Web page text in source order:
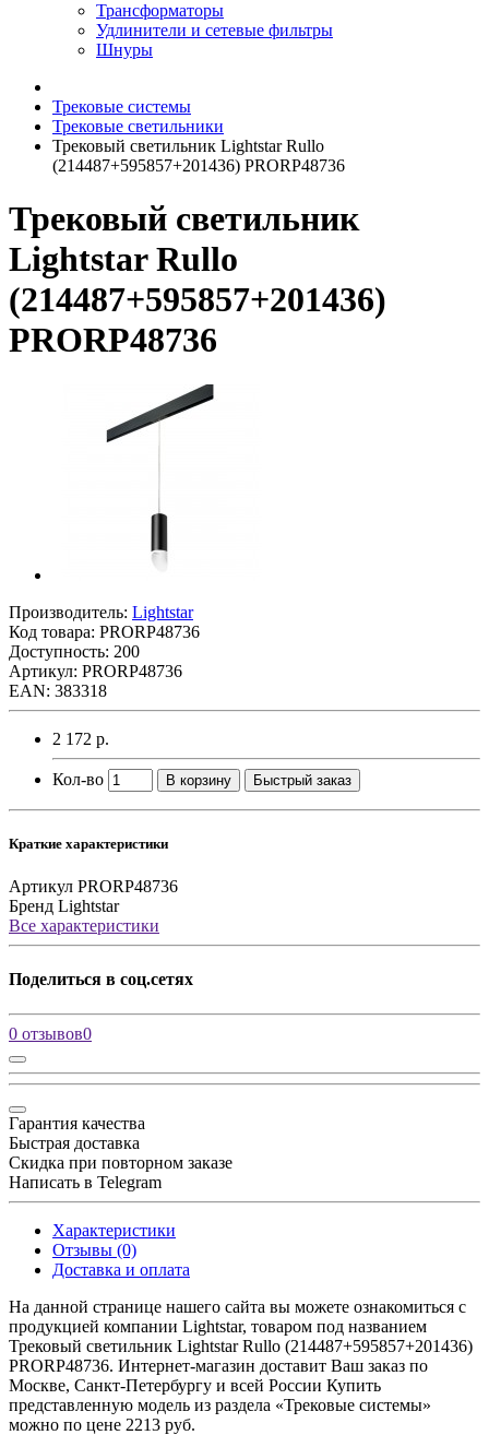
Трансформаторы
Удлинители и сетевые фильтры
Шнуры
Трековые системы
Трековые светильники
Трековый светильник Lightstar Rullo
(214487+595857+201436) PRORP48736
Трековый светильник
Lightstar Rullo
(214487+595857+201436)
PRORP48736
Производитель: Lightstar
Код товара: PRORP48736
Доступность: 200
Артикул: PRORP48736
EAN: 383318
2 172 р.
Кол-во В корзину Быстрый заказ
Краткие характеристики
Артикул PRORP48736
Бренд Lightstar
Все характеристики
Поделиться в соц.сетях
0 отзывов0
Гарантия качества
Быстрая доставка
Скидка при повторном заказе
Написать в Telegram
Характеристики
Отзывы (0)
Доставка и оплата
На данной странице нашего сайта вы можете ознакомиться с
продукцией компании Lightstar, товаром под названием
Трековый светильник Lightstar Rullo (214487+595857+201436)
PRORP48736. Интернет-магазин доставит Ваш заказ по
Москве, Санкт-Петербургу и всей России Купить
представленную модель из раздела «Трековые системы»
можно по цене 2213 руб.